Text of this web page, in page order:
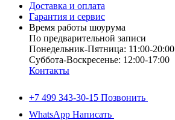
Доставка и оплата
Гарантия и сервис
Время работы шоурума
По предварительной записи
Понедельник-Пятница: 11:00-20:00
Суббота-Bоcкресенье: 12:00-17:00
Контакты
+7 499 343-30-15 Позвонить
WhatsApp Написать